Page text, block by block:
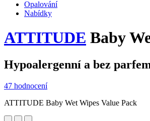
Opalování
Nabídky
ATTITUDE Baby
Hypoalergenní a bez
47 hodnocení
ATTITUDE Baby Wet Wipes Value Pack